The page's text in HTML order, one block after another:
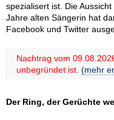
spezialisert ist. Die
Jahre alten Sängerin hat
Facebook und Twitter
Nachtrag vom
unbegründet ist. (mehr
Der Ring, der Gerüchte